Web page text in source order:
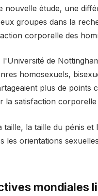
nouvelle étude, une
groupes dans la
corporelle des
l'Université de
homosexuels,
plus de points
la satisfaction
taille, la taille du pénis
les orientations
mondiales